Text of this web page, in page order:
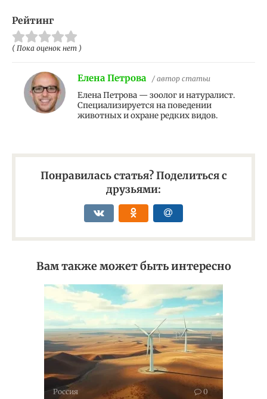
Рейтинг
( Пока оценок нет )
Елена Петрова / автор статьи
Елена Петрова — зоолог и натуралист.
Специализируется на поведении
животных и охране редких видов.
Понравилась статья? Поделиться с
друзьями:
Вам также может быть интересно
Россия 0